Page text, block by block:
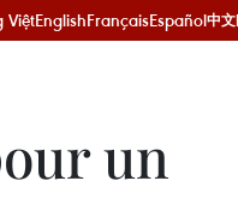
ViệtEnglishFrançaisEspañol中文
un